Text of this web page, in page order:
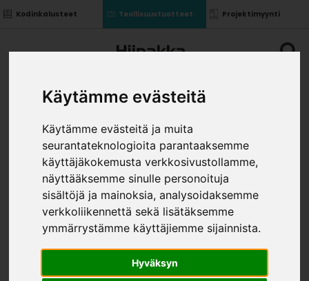
Käytämme evästeitä
Käytämme evästeitä ja muita
seurantateknologioita parantaaksemme
käyttäjäkokemusta verkkosivustollamme,
näyttääksemme sinulle personoituja
sisältöjä ja mainoksia, analysoidaksemme
verkkoliikennettä sekä lisätäksemme
ymmärrystämme käyttäjiemme sijainnista.
Hyväksyn
Kodinkalusteet Teollisuustuotteet Projektimyynti
YLÄK. SIVU 352X305X16
Teollisuustuotteet»Kalusterungot ja ovet»
Komponentit uralla» Yläk. sivu 352x305x16
VÄRI